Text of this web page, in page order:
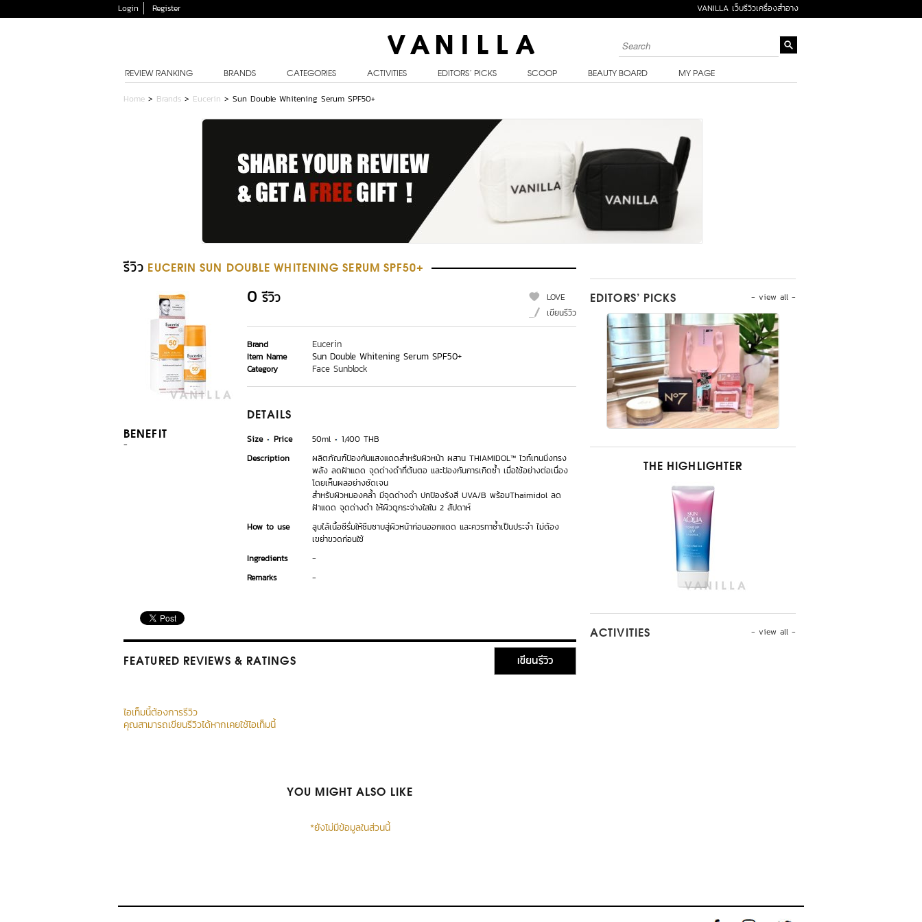
Login Register VANILLA เว็บรีวิวเครื่องสำอาง
REVIEW RANKING BRANDS CATEGORIES ACTIVITIES EDITORS’ PICKS SCOOP BEAUTY BOARD MY PAGE
Home > Brands > Eucerin > Sun Double Whitening Serum SPF50+
รีวิว EUCERIN SUN DOUBLE WHITENING SERUM SPF50+
BENEFIT
-
0 รีวิว
LOVE
เขียนรีวิว
Brand Eucerin
Item Name Sun Double Whitening Serum SPF50+
Category Face Sunblock
DETAILS
Size Price 50ml
1,400 THB
Description
ผลิตภัณฑ์ป้องกันแสงแดดสำหรับผิวหน้า ผสาน THIAMIDOL™ ไวท์เทนนิ่งทรง
พลัง ลดฝ้าแดด จุดด่างดำที่ต้นตอ และป้องกันการเกิดซ้ำ เมื่อใช้อย่างต่อเนื่อง
โดยเห็นผลอย่างชัดเจน
สำหรับผิวหมองคล้ำ มีจุดด่างดำ ปกป้องรังสี UVA/B พร้อมThaimidol ลด
ฝ้าแดด จุดด่างดำ ให้ผิวดูกระจ่างใสใน 2 สัปดาห์
How to use
ลูบไล้เนื้อซีรั่มให้ซึมซาบสู่ผิวหน้าก่อนออกแดด และควรทาซ้ำเป็นประจำ ไม่ต้อง
เขย่าขวดก่อนใช้
Ingredients
-
Remarks
-
FEATURED REVIEWS & RATINGS เขียนรีวิว
ไอเท็มนี้ต้องการรีวิว
คุณสามารถเขียนรีวิวได้หากเคยใช้ไอเท็มนี้
YOU MIGHT ALSO LIKE
*ยังไม่มีข้อมูลในส่วนนี้
- view all -
EDITORS’ PICKS
THE HIGHLIGHTER
- view all -
ACTIVITIES